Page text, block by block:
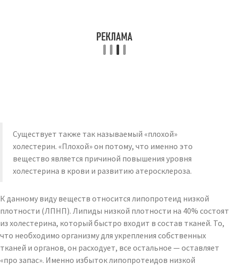
Существует также так называемый «плохой»
холестерин. «Плохой» он потому, что именно это
вещество является причиной повышения уровня
холестерина в крови и развитию атеросклероза.
К данному виду веществ относится липопротеид низкой
плотности (ЛПНП). Липиды низкой плотности на 40% состоят
из холестерина, который быстро входит в состав тканей. То,
что необходимо организму для укрепления собственных
тканей и органов, он расходует, все остальное — оставляет
«про запас». Именно избыток липопротеидов низкой